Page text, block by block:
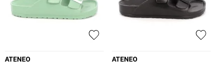
ATENEO
ATENEO